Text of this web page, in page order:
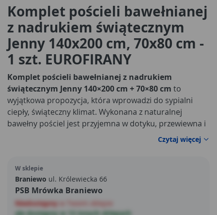
Komplet pościeli bawełnianej
z nadrukiem świątecznym
Jenny 140x200 cm, 70x80 cm -
1 szt. EUROFIRANY
Komplet pościeli bawełnianej z nadrukiem
świątecznym Jenny 140×200 cm + 70×80 cm to
wyjątkowa propozycja, która wprowadzi do sypialni
ciepły, świąteczny klimat. Wykonana z naturalnej
bawełny pościel jest przyjemna w dotyku, przewiewna i
odpowiednia do codziennego użytkowania o każdej
porze roku. Świąteczny nadruk nadaje jej wyjątkowego
rodzinnej atmosfery w czasie zimowych przygotowań i
świątecznego odpoczynku.
Czytaj więcej
W sklepie
Braniewo ul. Królewiecka 66
PSB Mrówka Braniewo
Niedostępny